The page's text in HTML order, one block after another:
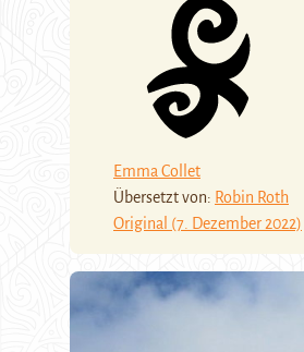
Emma Collet
Übersetzt von: Robin Roth
Original (7. Dezember 2022)